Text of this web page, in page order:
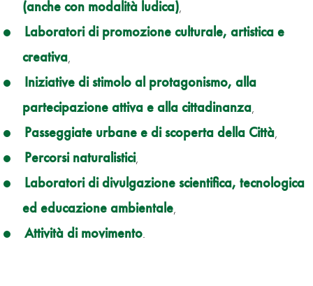
(anche con modalità ludica),
Laboratori di promozione culturale, artistica e
creativa,
Iniziative di stimolo al protagonismo, alla
partecipazione attiva e alla cittadinanza,
Passeggiate urbane e di scoperta della Città,
Percorsi naturalistici,
Laboratori di divulgazione scientifica, tecnologica
ed educazione ambientale,
Attività di movimento.